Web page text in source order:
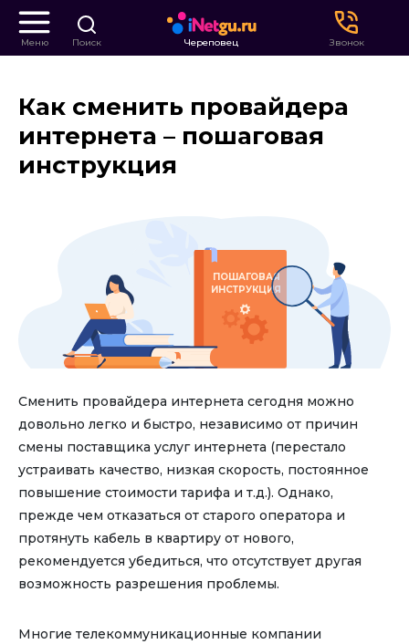
Меню Поиск Череповец Звонок
Как сменить провайдера
интернета – пошаговая
инструкция
ПОШАГОВАЯ
ИНСТРУКЦИЯ
Сменить провайдера интернета сегодня можно
довольно легко и быстро, независимо от причин
смены поставщика услуг интернета (перестало
устраивать качество, низкая скорость, постоянное
повышение стоимости тарифа и т.д.). Однако,
прежде чем отказаться от старого оператора и
протянуть кабель в квартиру от нового,
рекомендуется убедиться, что отсутствует другая
возможность разрешения проблемы.
Многие телекоммуникационные компании